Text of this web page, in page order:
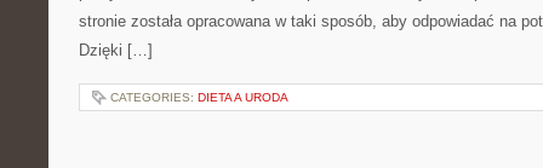
stronie została opracowana w taki sposób, aby odpowiadać na
Dzięki […]
CATEGORIES: DIETA A URODA